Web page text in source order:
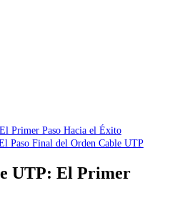
Primer Paso Hacia el Éxito
Paso Final del Orden Cable UTP
UTP: El Primer